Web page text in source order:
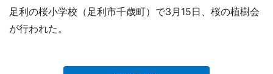
足利の桜小学校（足利市千歳町）で3月15日、桜の植樹会
が行われた。